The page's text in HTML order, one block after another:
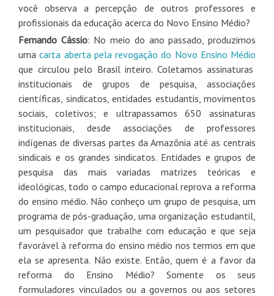
você observa a percepção de outros professores e
profissionais da educação acerca do Novo Ensino Médio?
Fernando Cássio: No meio do ano passado, produzimos
umacarta aberta pela revogação do Novo Ensino Médio
que circulou pelo Brasil inteiro. Coletamos assinaturas
institucionais de grupos de pesquisa, associações
científicas, sindicatos, entidades estudantis, movimentos
sociais, coletivos; e ultrapassamos 650 assinaturas
institucionais, desde associações de professores
indígenas de diversas partes da Amazônia até as centrais
sindicais e os grandes sindicatos. Entidades e grupos de
pesquisa das mais variadas matrizes teóricas e
ideológicas, todo o campo educacional reprova a reforma
do ensino médio. Não conheço um grupo de pesquisa, um
programa de pós-graduação, uma organização estudantil,
um pesquisador que trabalhe com educação e que seja
favorável à reforma do ensino médio nos termos em que
ela se apresenta. Não existe. Então, quem é a favor da
reforma do Ensino Médio? Somente os seus
formuladores vinculados ou a governos ou aos setores